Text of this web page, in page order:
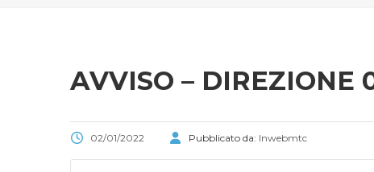
AVVISO – DIREZIONE
02/01/2022 Pubblicato da: Inwebmtc